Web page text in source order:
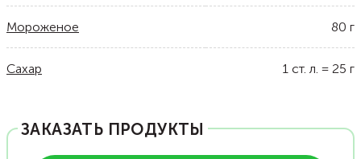
Мороженое 80 г
Сахар 1 ст. л. = 25 г
ЗАКАЗАТЬ ПРОДУКТЫ